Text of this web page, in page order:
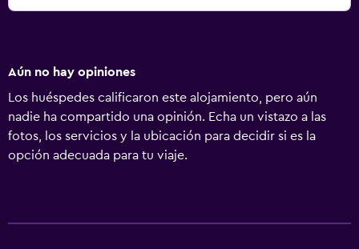
Aún no hay opiniones
Los huéspedes calificaron este alojamiento, pero aún
nadie ha compartido una opinión. Echa un vistazo a las
fotos, los servicios y la ubicación para decidir si es la
opción adecuada para tu viaje.